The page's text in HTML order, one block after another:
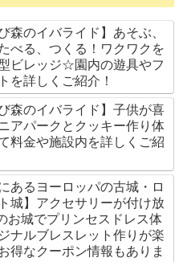
森のイバライド】あそぶ、
べる、つくる！ワクワクを
ビレッジ☆園内の遊具やフ
を詳しくご紹介！
森のイバライド】子供が喜
アパークとクッキー作り体
料金や施設内を詳しくご紹
あるヨーロッパの古城・ロ
城】アクセサリーが付け放
お城でプリンセスドレス体
ナルブレスレット作りが楽
得なクーポン情報もありま